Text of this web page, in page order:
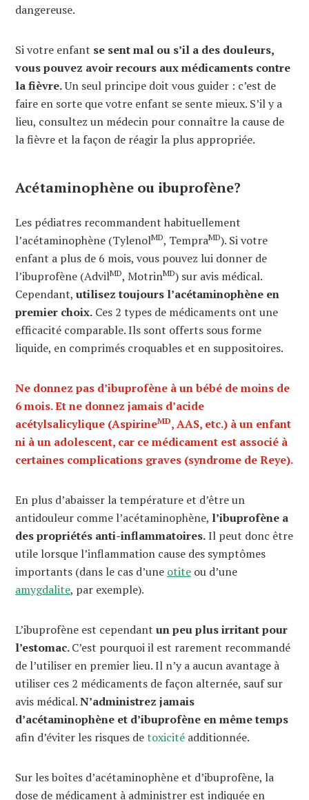
dangereuse.
Si votre enfant se sent mal ou s’il a des douleurs,
vous pouvez avoir recours aux médicaments contre
la fièvre.Un seul principe doit vous guider : c’est de
faire en sorte que votre enfant se sente mieux. S’il y a
lieu, consultez un médecin pour connaître la cause de
la fièvre et la façon de réagir la plus appropriée.
Acétaminophène ou ibuprofène?
Les pédiatres recommandent habituellement
l’acétaminophène (TylenolMD, TempraMD). Si votre
enfant a plus de 6 mois, vous pouvez lui donner de
l’ibuprofène (AdvilMD, MotrinMD) sur avis médical.
Cependant, utilisez toujours l’acétaminophène en
premier choix. Ces 2 types de médicaments ont une
efficacité comparable. Ils sont offerts sous forme
liquide, en comprimés croquables et en suppositoires.
Ne donnez pas d’ibuprofène à un bébé de moins de
6 mois. Et ne donnez jamais d’acide
acétylsalicylique (AspirineMD, AAS, etc.) à un enfant
ni à un adolescent, car ce médicament est associé à
certaines complications graves (syndrome de Reye).
En plus d’abaisser la température et d’être un
antidouleur comme l’acétaminophène, l’ibuprofène a
des propriétés anti-inflammatoires.Il peut donc être
utile lorsque l’inflammation cause des symptômes
importants (dans le cas d’une otite ou d’une
amygdalite, par exemple).
L’ibuprofène est cependant un peu plus irritant pour
l’estomac.C’est pourquoi il est rarement recommandé
de l’utiliser en premier lieu. Il n’y a aucun avantage à
utiliser ces 2 médicaments de façon alternée, sauf sur
avis médical.N’administrez jamais
d’acétaminophène et d’ibuprofène en même temps
afin d’éviter les risques detoxicité additionnée.
Sur les boîtes d’acétaminophène et d’ibuprofène, la
dose de médicament à administrer est indiquée en